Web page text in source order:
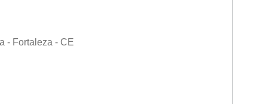
- Fortaleza - CE